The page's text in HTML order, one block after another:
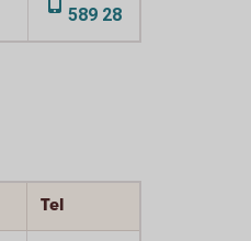
589 28
Tel